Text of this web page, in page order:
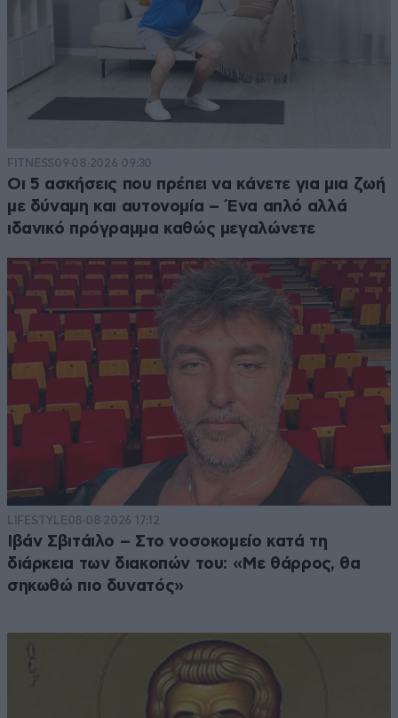
FITNESS09·08·2026 09:30
Οι 5 ασκήσεις που πρέπει να κάνετε για μια ζωή
με δύναμη και αυτονομία – Ένα απλό αλλά
ιδανικό πρόγραμμα καθώς μεγαλώνετε
LIFESTYLE08·08·2026 17:12
Ιβάν Σβιτάιλο – Στο νοσοκομείο κατά τη
διάρκεια των διακοπών του: «Με θάρρος, θα
σηκωθώ πιο δυνατός»